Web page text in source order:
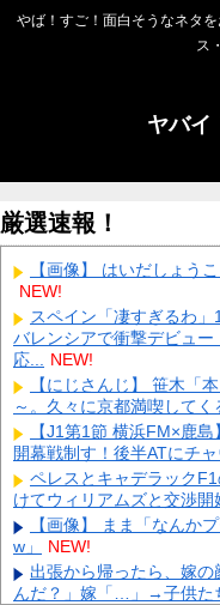
やば！すご！面白そうなネタ
ス
ヤバイ
厳選速報！
【画像】 はいだしょう
NEW!
スペイン「凄すぎるわ
バレンシアで衝撃デビュ
応... NEW!
【にじさんじ】 笹木「
～。久々に京都満喫してく
【J1第1節 横浜FM×鹿
開幕戦制す！後半ATにチ
ペレスとキャデラック
けてウィリアムズと交渉開
【画像】 まま「なんか
w」
NEW!
出張から帰ったら、嫁
んだ？」嫁「…」→子供た